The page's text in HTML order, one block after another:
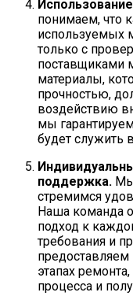
понимаем, что
используемых
только с
поставщиками
материалы,
прочностью,
воздействию
мы
будет служить
поддержка. Мы
стремимся
Наша команда
подход к
требования и
этапах
процесса и